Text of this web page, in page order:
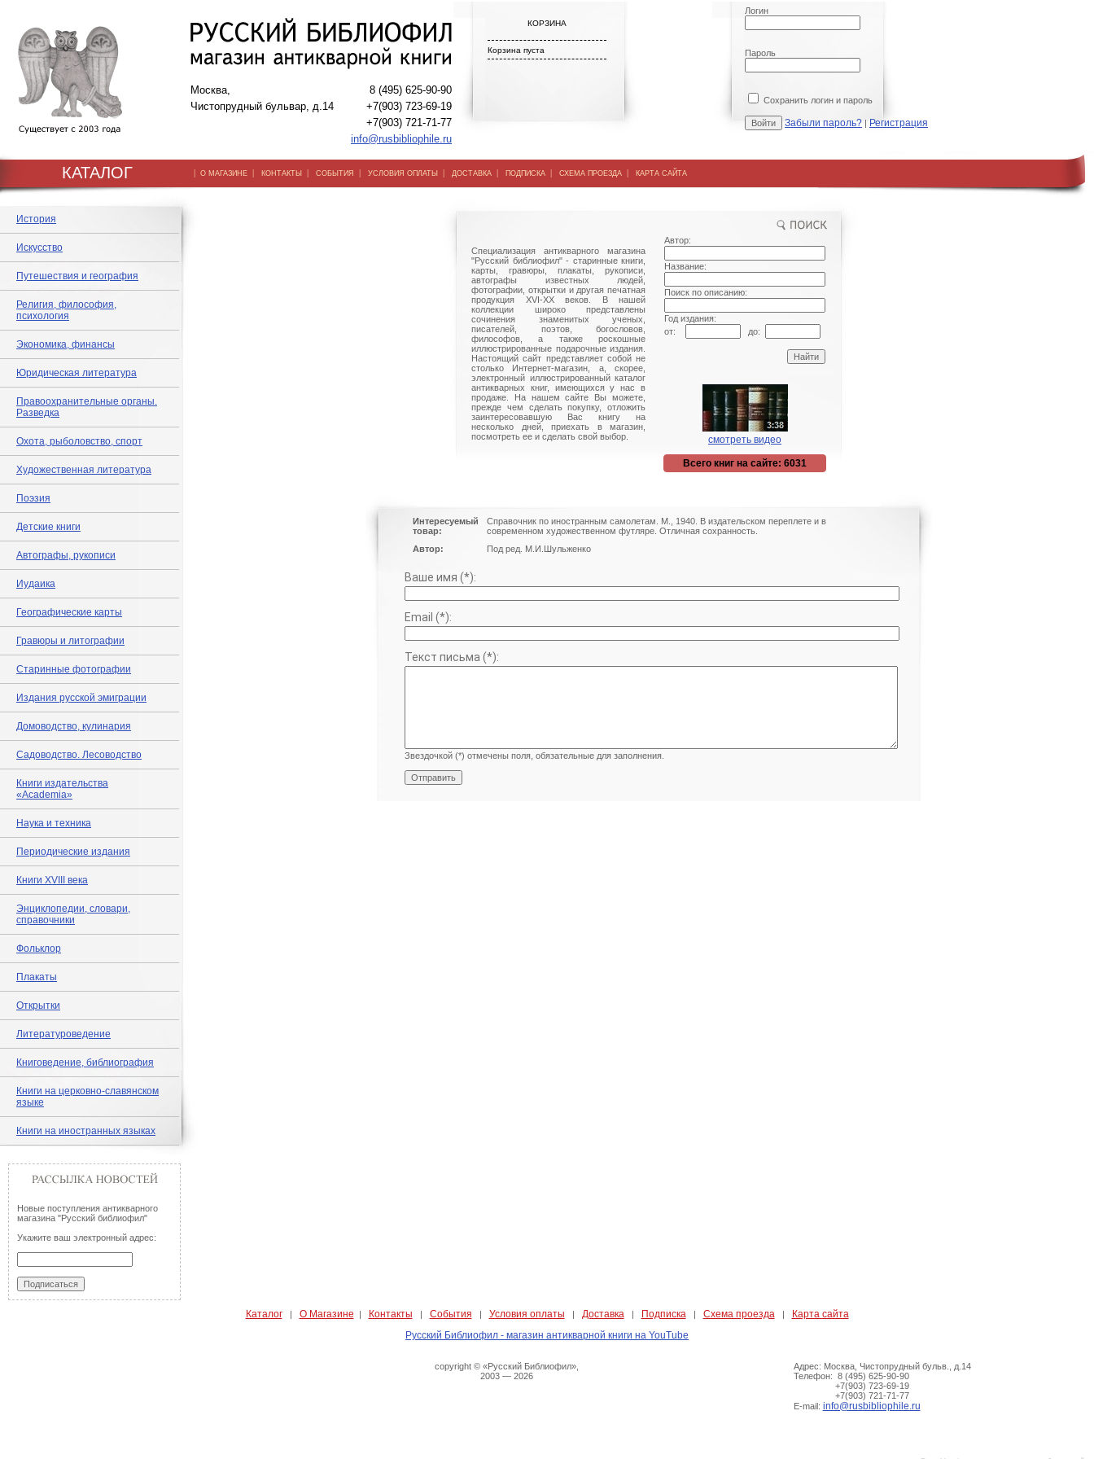
Москва,
Чистопрудный бульвар, д.14
8 (495) 625-90-90
+7(903) 723-69-19
+7(903) 721-71-77
info@rusbibliophile.ru
КОРЗИНА
Корзина пуста
Логин
Пароль
Сохранить логин и пароль
Забыли пароль? | Регистрация
КАТАЛОГ | О МАГАЗИНЕ | КОНТАКТЫ | СОБЫТИЯ | УСЛОВИЯ ОПЛАТЫ | ДОСТАВКА | ПОДПИСКА | СХЕМА ПРОЕЗДА | КАРТА САЙТА
История
Искусство
Путешествия и география
Религия, философия,
психология
Экономика, финансы
Юридическая литература
Правоохранительные органы.
Разведка
Охота, рыболовство, спорт
Художественная литература
Поэзия
Детские книги
Автографы, рукописи
Иудаика
Географические карты
Гравюры и литографии
Старинные фотографии
Издания русской эмиграции
Домоводство, кулинария
Садоводство. Лесоводство
Книги издательства
«Academia»
Наука и техника
Периодические издания
Книги XVIII века
Энциклопедии, словари,
справочники
Фольклор
Плакаты
Открытки
Литературоведение
Книговедение, библиография
Книги на церковно-славянском
языке
Книги на иностранных языках
Новые поступления антикварного
магазина "Русский библиофил"
Укажите ваш электронный адрес:
Специализация антикварного магазина
"Русский библиофил" - старинные книги,
карты, гравюры, плакаты, рукописи,
автографы известных людей,
фотографии, открытки и другая печатная
продукция XVI-XX веков. В нашей
коллекции широко представлены
сочинения знаменитых ученых,
писателей, поэтов, богословов,
философов, а также роскошные
иллюстрированные подарочные издания.
Настоящий сайт представляет собой не
столько Интернет-магазин, а, скорее,
электронный иллюстрированный каталог
антикварных книг, имеющихся у нас в
продаже. На нашем сайте Вы можете,
прежде чем сделать покупку, отложить
заинтересовавшую Вас книгу на
несколько дней, приехать в магазин,
посмотреть ее и сделать свой выбор.
Автор:
Название:
Поиск по описанию:
Год издания:
от:
до:
смотреть видео
Всего книг на сайте: 6031
Интересуемый
товар:
Справочник по иностранным самолетам. М., 1940. В издательском переплете и в
современном художественном футляре. Отличная сохранность.
Автор:
Под ред. М.И.Шульженко
Ваше имя (*):
Email (*):
Текст письма (*):
Звездочкой (*) отмечены поля, обязательные для заполнения.
Каталог| О Магазине | Контакты | События | Условия оплаты | Доставка | Подписка | Схема проезда |
Карта сайта
Русский Библиофил - магазин антикварной книги на YouTube
copyright © «Русский Библиофил»,
2003 — 2026
Адрес: Москва, Чистопрудный бульв., д.14
Телефон: 8 (495) 625-90-90
+7(903) 723-69-19
+7(903) 721-71-77
E-mail: info@rusbibliophile.ru